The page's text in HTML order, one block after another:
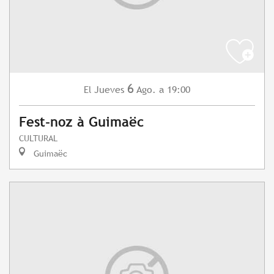
El Jueves 6 Ago. a 19:00
Fest-noz à Guimaëc
CULTURAL
Guimaëc